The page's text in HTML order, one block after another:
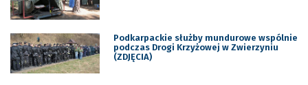
Podkarpackie służby mundurowe wspólnie
podczas Drogi Krzyżowej w Zwierzyniu
(ZDJĘCIA)